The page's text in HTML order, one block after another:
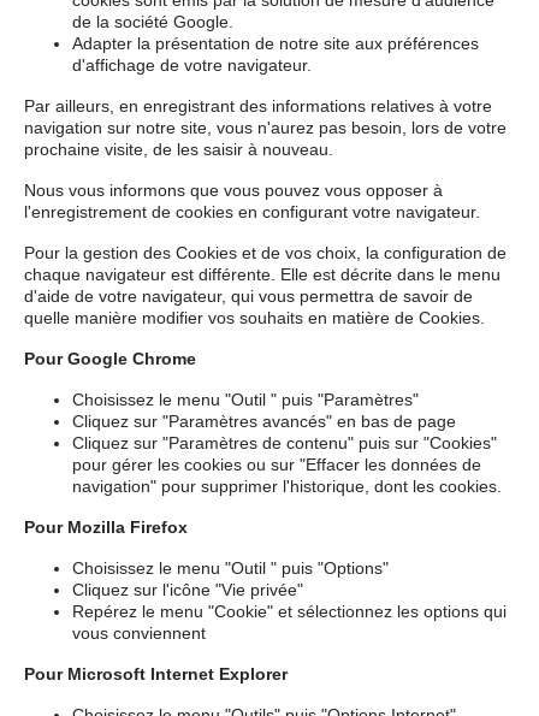
de la société Google.
Adapter la présentation de notre site aux préférences
d'affichage de votre navigateur.
Par ailleurs, en enregistrant des informations relatives à votre
navigation sur notre site, vous n'aurez pas besoin, lors de votre
prochaine visite, de les saisir à nouveau.
Nous vous informons que vous pouvez vous opposer à
l'enregistrement de cookies en configurant votre navigateur.
Pour la gestion des Cookies et de vos choix, la configuration de
chaque navigateur est différente. Elle est décrite dans le menu
d'aide de votre navigateur, qui vous permettra de savoir de
quelle manière modifier vos souhaits en matière de Cookies.
Pour Google Chrome
Choisissez le menu "Outil " puis "Paramètres"
Cliquez sur "Paramètres avancés" en bas de page
Cliquez sur "Paramètres de contenu" puis sur "Cookies"
pour gérer les cookies ou sur "Effacer les données de
navigation" pour supprimer l'historique, dont les cookies.
Pour Mozilla Firefox
Choisissez le menu "Outil " puis "Options"
Cliquez sur l'icône "Vie privée"
Repérez le menu "Cookie" et sélectionnez les options qui
vous conviennent
Pour Microsoft Internet Explorer